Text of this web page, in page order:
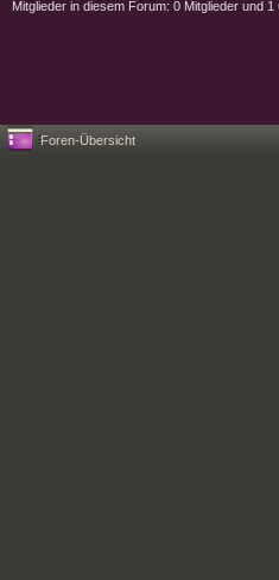
Mitglieder in diesem Forum: 0 Mitglieder und 1
Foren-Übersicht